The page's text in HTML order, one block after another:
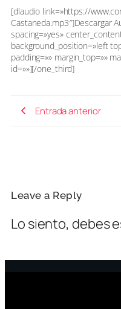
[dlaudio link=»https://
Castaneda.mp3″]Descargar
spacing=»yes»
background_position=»left
padding=»» margin_top=»»
id=»»][/one_third]
Entrada anterior
Leave a Reply
Lo siento, debes